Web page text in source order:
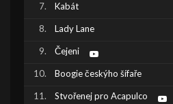
Kabát
Lady Lane
Čejeni
Boogie českýho šífaře
Stvořenej pro Acapulco